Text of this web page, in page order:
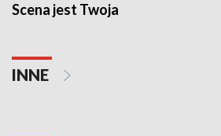
Scena jest Twoja
INNE